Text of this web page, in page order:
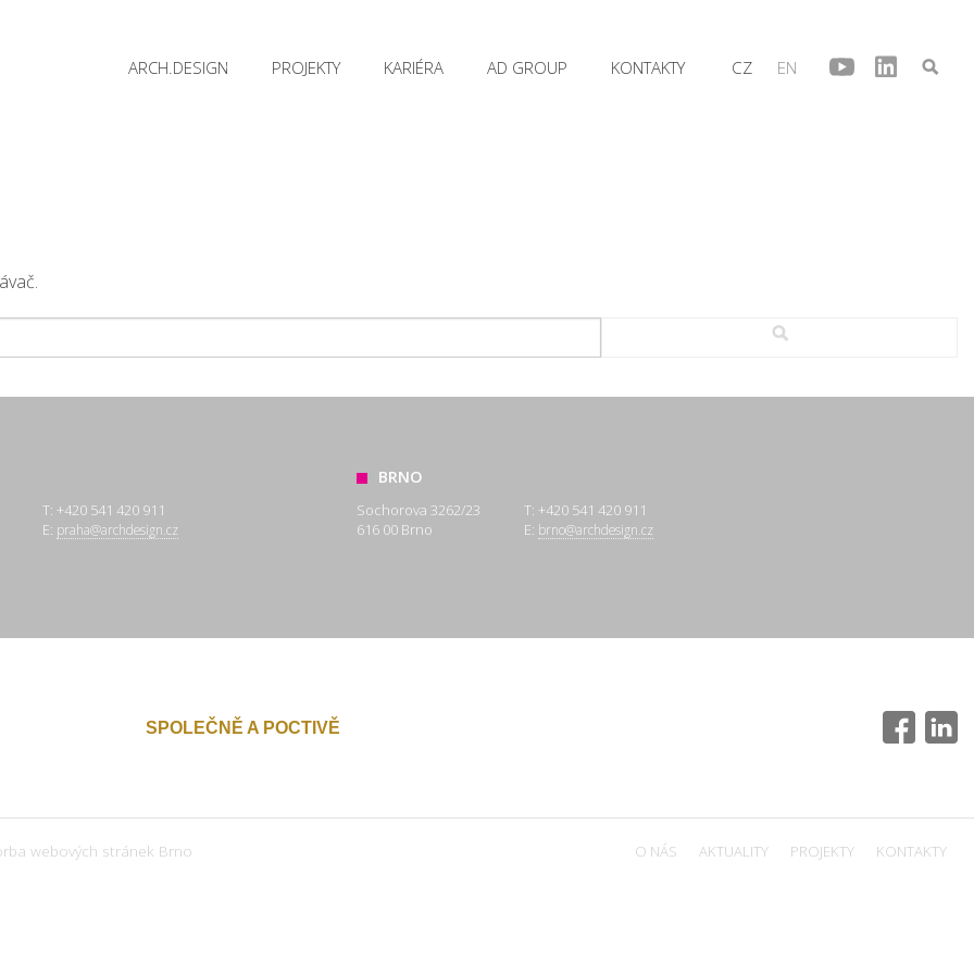
CZ EN
ARCH.DESIGN PROJEKTY KARIÉRA AD GROUP KONTAKTY
T: +420 541 420 911
E: praha@archdesign.cz
BRNO
Sochorova 3262/23
616 00 Brno
T: +420 541 420 911
E: brno@archdesign.cz
SPOLEČNĚ A POCTIVĚ
webových stránek Brno O NÁS AKTUALITY PROJEKTY KONTAKTY